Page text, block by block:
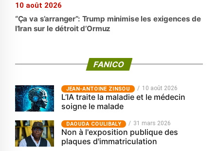
10 août 2026
“Ça va s’arranger”: Trump minimise les exigences de
l’Iran sur le détroit d’Ormuz
FANICO
JEAN-ANTOINE ZINSOU 10 août 2026
L’IA traite la maladie et le médecin
soigne le malade
‎DAOUDA COULIBALY 31 mars 2026
Non à l'exposition publique des
plaques d'immatriculation